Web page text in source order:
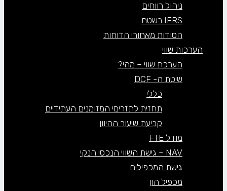
ניהול רווחים
IFRS בשטח
הסודות מאחורי הדוחות
הערכות שווי
הערכת שווי – מהי?
שיטת ה- DCF
כללי
תחזית לתזרימי המזומנים העתידיים
קביעת שיעור ההיוון
מודל FTE
NAV – גישת השווי הנכסי הנקי
גישת המכפילים
מכפיל הון